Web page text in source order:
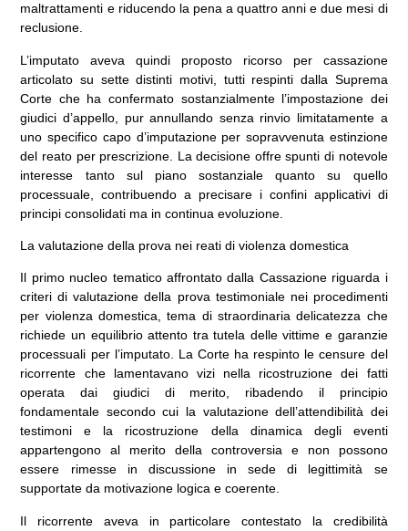
maltrattamenti e riducendo la pena a quattro anni e due mesi di
reclusione.
L’imputato aveva quindi proposto ricorso per cassazione
articolato su sette distinti motivi, tutti respinti dalla Suprema
Corte che ha confermato sostanzialmente l’impostazione dei
giudici d’appello, pur annullando senza rinvio limitatamente a
uno specifico capo d’imputazione per sopravvenuta estinzione
del reato per prescrizione. La decisione offre spunti di notevole
interesse tanto sul piano sostanziale quanto su quello
processuale, contribuendo a precisare i confini applicativi di
principi consolidati ma in continua evoluzione.
La valutazione della prova nei reati di violenza domestica
Il primo nucleo tematico affrontato dalla Cassazione riguarda i
criteri di valutazione della prova testimoniale nei procedimenti
per violenza domestica, tema di straordinaria delicatezza che
richiede un equilibrio attento tra tutela delle vittime e garanzie
processuali per l’imputato. La Corte ha respinto le censure del
ricorrente che lamentavano vizi nella ricostruzione dei fatti
operata dai giudici di merito, ribadendo il principio
fondamentale secondo cui la valutazione dell’attendibilità dei
testimoni e la ricostruzione della dinamica degli eventi
appartengono al merito della controversia e non possono
essere rimesse in discussione in sede di legittimità se
supportate da motivazione logica e coerente.
Il ricorrente aveva in particolare contestato la credibilità